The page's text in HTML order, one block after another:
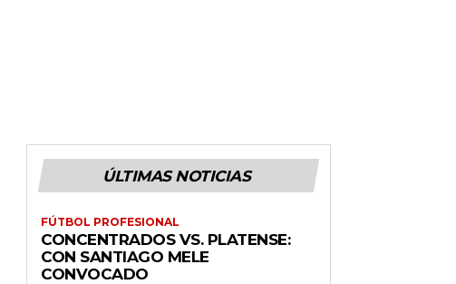
ÚLTIMAS NOTICIAS
FÚTBOL PROFESIONAL
CONCENTRADOS VS. PLATENSE:
CON SANTIAGO MELE
CONVOCADO